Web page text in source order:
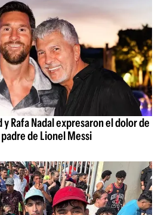
Rafa Nadal expresaron el dolor de
de Lionel Messi